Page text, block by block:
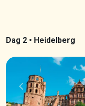
Dag 2 • Heidelberg
Previous